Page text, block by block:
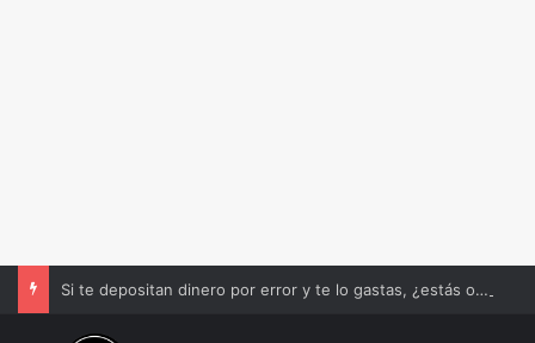
Si te depositan dinero por error y te lo gastas, ¿estás obligado a devolverlo?